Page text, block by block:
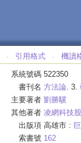
‧ 引用格式 ‧ 機讀
系統號碼 522350
書刊名 方法論. 3.
主要著者 劉勝驥
其他著者 凌網科技
出版項 高雄市 :
索書號 162